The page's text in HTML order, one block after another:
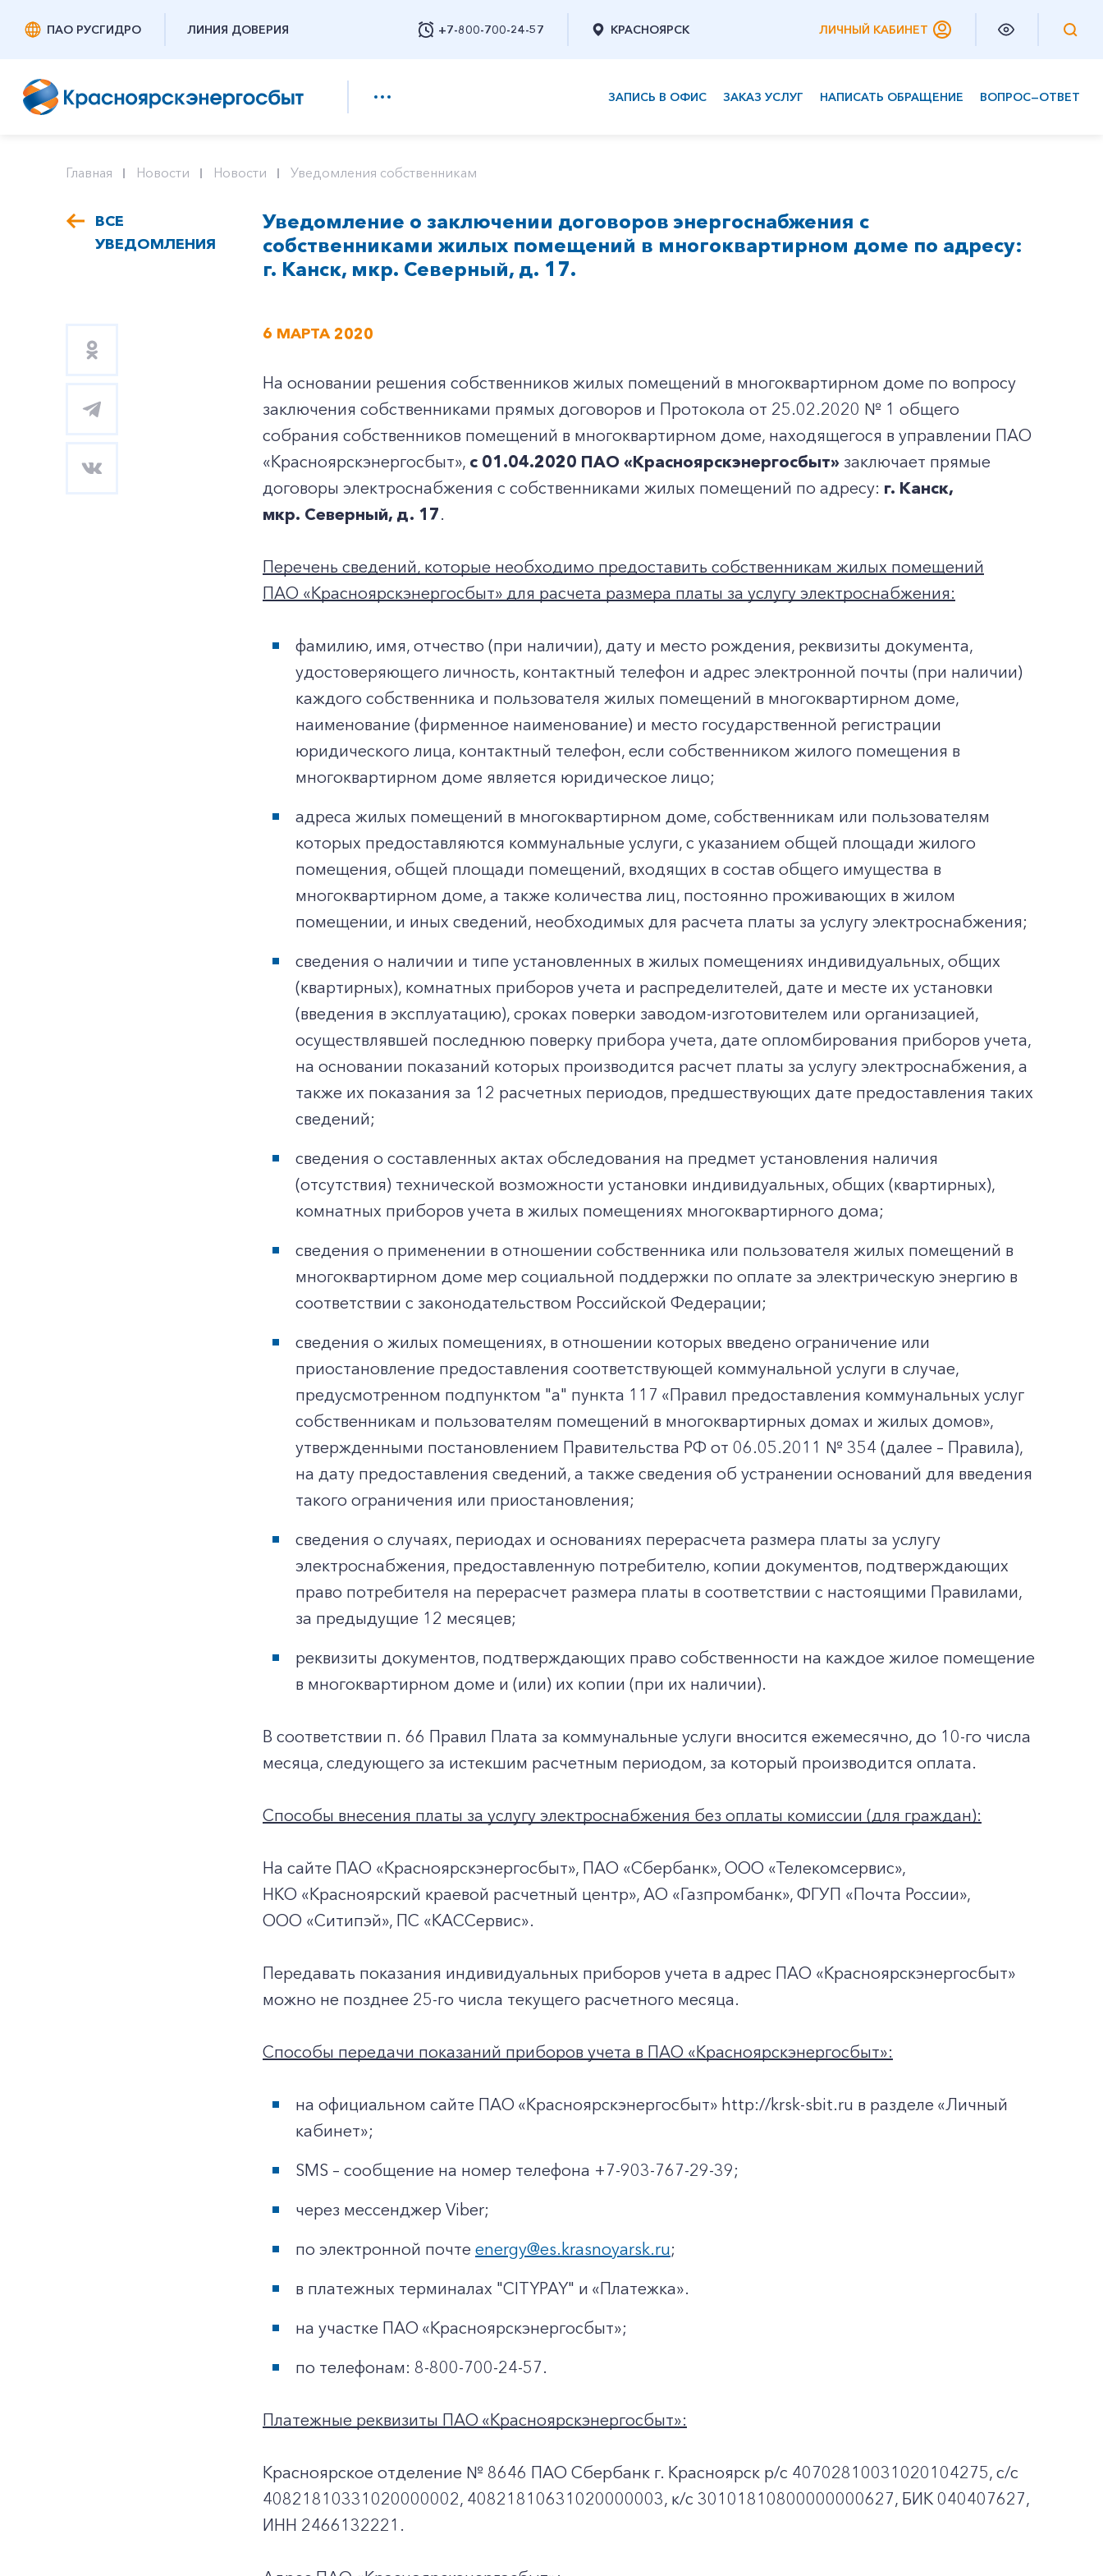
ПАО РУСГИДРО ЛИНИЯ ДОВЕРИЯ +7-800-700-24-57
Заказать обратный звонок
КРАСНОЯРСК ЛИЧНЫЙ КАБИНЕТ
ЗАПИСЬ В ОФИС ЗАКАЗ УСЛУГ НАПИСАТЬ ОБРАЩЕНИЕ ВОПРОС—ОТВЕТ
Заказать обратный звонок
Корпоративным клиентам
Главная Новости Новости Уведомления собственникам
ВСЕ
УВЕДОМЛЕНИЯ
Уведомление о заключении договоров энергоснабжения с
собственниками жилых помещений в многоквартирном доме по адресу:
г. Канск, мкр. Северный, д. 17.
6 МАРТА 2020
На основании решения собственников жилых помещений в многоквартирном доме по вопросу
заключения собственниками прямых договоров и Протокола от 25.02.2020 № 1 общего
собрания собственников помещений в многоквартирном доме, находящегося в управлении ПАО
«Красноярскэнергосбыт», с 01.04.2020 ПАО «Красноярскэнергосбыт» заключает прямые
договоры электроснабжения с собственниками жилых помещений по адресу: г. Канск,
мкр. Северный, д. 17.
Перечень сведений, которые необходимо предоставить собственникам жилых помещений
ПАО «Красноярскэнергосбыт» для расчета размера платы за услугу электроснабжения:
фамилию, имя, отчество (при наличии), дату и место рождения, реквизиты документа,
удостоверяющего личность, контактный телефон и адрес электронной почты (при наличии)
каждого собственника и пользователя жилых помещений в многоквартирном доме,
наименование (фирменное наименование) и место государственной регистрации
юридического лица, контактный телефон, если собственником жилого помещения в
многоквартирном доме является юридическое лицо;
адреса жилых помещений в многоквартирном доме, собственникам или пользователям
которых предоставляются коммунальные услуги, с указанием общей площади жилого
помещения, общей площади помещений, входящих в состав общего имущества в
многоквартирном доме, а также количества лиц, постоянно проживающих в жилом
помещении, и иных сведений, необходимых для расчета платы за услугу электроснабжения;
сведения о наличии и типе установленных в жилых помещениях индивидуальных, общих
(квартирных), комнатных приборов учета и распределителей, дате и месте их установки
(введения в эксплуатацию), сроках поверки заводом-изготовителем или организацией,
осуществлявшей последнюю поверку прибора учета, дате опломбирования приборов учета,
на основании показаний которых производится расчет платы за услугу электроснабжения, а
также их показания за 12 расчетных периодов, предшествующих дате предоставления таких
сведений;
сведения о составленных актах обследования на предмет установления наличия
(отсутствия) технической возможности установки индивидуальных, общих (квартирных),
комнатных приборов учета в жилых помещениях многоквартирного дома;
сведения о применении в отношении собственника или пользователя жилых помещений в
многоквартирном доме мер социальной поддержки по оплате за электрическую энергию в
соответствии с законодательством Российской Федерации;
сведения о жилых помещениях, в отношении которых введено ограничение или
приостановление предоставления соответствующей коммунальной услуги в случае,
предусмотренном подпунктом "а" пункта 117 «Правил предоставления коммунальных услуг
собственникам и пользователям помещений в многоквартирных домах и жилых домов»,
утвержденными постановлением Правительства РФ от 06.05.2011 № 354 (далее – Правила),
на дату предоставления сведений, а также сведения об устранении оснований для введения
такого ограничения или приостановления;
сведения о случаях, периодах и основаниях перерасчета размера платы за услугу
электроснабжения, предоставленную потребителю, копии документов, подтверждающих
право потребителя на перерасчет размера платы в соответствии с настоящими Правилами,
за предыдущие 12 месяцев;
реквизиты документов, подтверждающих право собственности на каждое жилое помещение
в многоквартирном доме и (или) их копии (при их наличии).
В соответствии п. 66 Правил Плата за коммунальные услуги вносится ежемесячно, до 10-го числа
месяца, следующего за истекшим расчетным периодом, за который производится оплата.
Способы внесения платы за услугу электроснабжения без оплаты комиссии (для граждан):
На сайте ПАО «Красноярскэнергосбыт», ПАО «Сбербанк», ООО «Телекомсервис»,
НКО «Красноярский краевой расчетный центр», АО «Газпромбанк», ФГУП «Почта России»,
ООО «Ситипэй», ПС «КАССервис».
Передавать показания индивидуальных приборов учета в адрес ПАО «Красноярскэнергосбыт»
можно не позднее 25-го числа текущего расчетного месяца.
Способы передачи показаний приборов учета в ПАО «Красноярскэнергосбыт»:
на официальном сайте ПАО «Красноярскэнергосбыт» http://krsk-sbit.ru в разделе «Личный
кабинет»;
SMS – сообщение на номер телефона +7-903-767-29-39;
через мессенджер Viber;
по электронной почте energy@es.krasnoyarsk.ru;
в платежных терминалах "CITYPAY" и «Платежка».
на участке ПАО «Красноярскэнергосбыт»;
по телефонам: 8-800-700-24-57.
Платежные реквизиты ПАО «Красноярскэнергосбыт»:
Красноярское отделение № 8646 ПАО Сбербанк г. Красноярск p/c 40702810031020104275, с/с
40821810331020000002, 40821810631020000003, к/c 30101810800000000627, БИК 040407627,
ИНН 2466132221.